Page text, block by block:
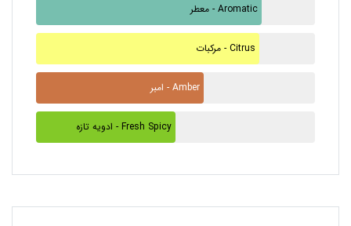
معطر - Aromatic
مرکبات - Citrus
امبر - Amber
ادویه تازه - Fresh Spicy